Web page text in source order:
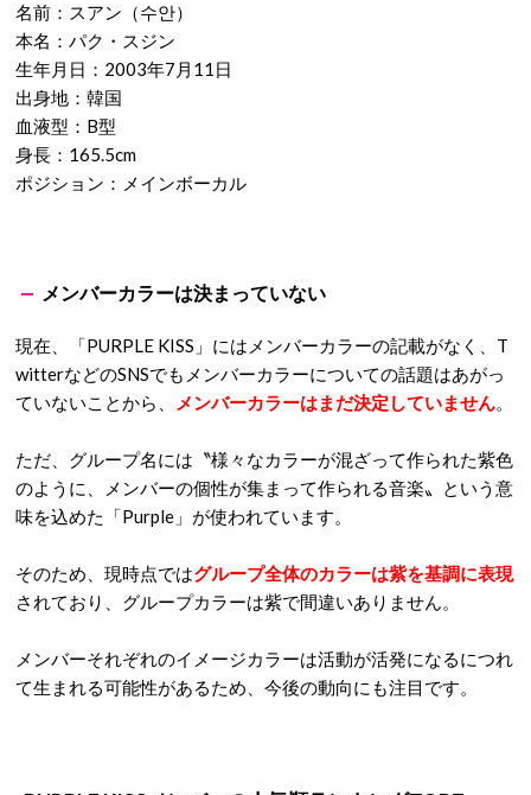
名前：スアン（수안）
本名：パク・スジン
生年月日：2003年7月11日
出身地：韓国
血液型：B型
身長：165.5cm
ポジション：メインボーカル
メンバーカラーは決まっていない
現在、「PURPLE KISS」にはメンバーカラーの記載がなく、T
witterなどのSNSでもメンバーカラーについての話題はあがっ
ていないことから、
メンバーカラーはまだ決定していません。
ただ、グループ名には〝様々なカラーが混ざって作られた紫色
のように、メンバーの個性が集まって作られる音楽〟という意
味を込めた「Purple」が使われています。
そのため、現時点ではグループ全体のカラーは紫を基調に表現
されており、グループカラーは紫で間違いありません。
メンバーそれぞれのイメージカラーは活動が活発になるにつれ
て生まれる可能性があるため、今後の動向にも注目です。